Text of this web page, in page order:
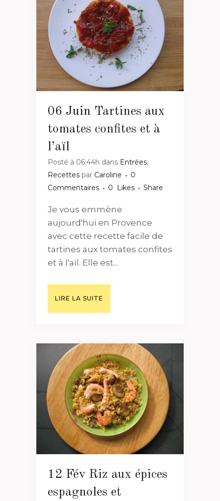
06 Juin Tartines aux
tomates confites et à
l’aïl
Posté à 06:44h dans Entrées,
Recettes par Caroline
0
Commentaires
0 Likes Share
Je vous emmène
aujourd'hui en Provence
avec cette recette facile de
tartines aux tomates confites
et à l'aïl. Elle est...
LIRE LA SUITE
12 Fév Riz aux épices
espagnoles et